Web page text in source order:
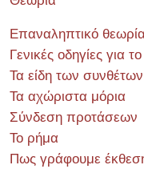
Επαναληπτικό
Γενικές οδηγίες για
Τα είδη των συνθέτων
Τα αχώριστα μόρια
Σύνδεση προτάσεων
Το ρήμα
Πως γράφουμε